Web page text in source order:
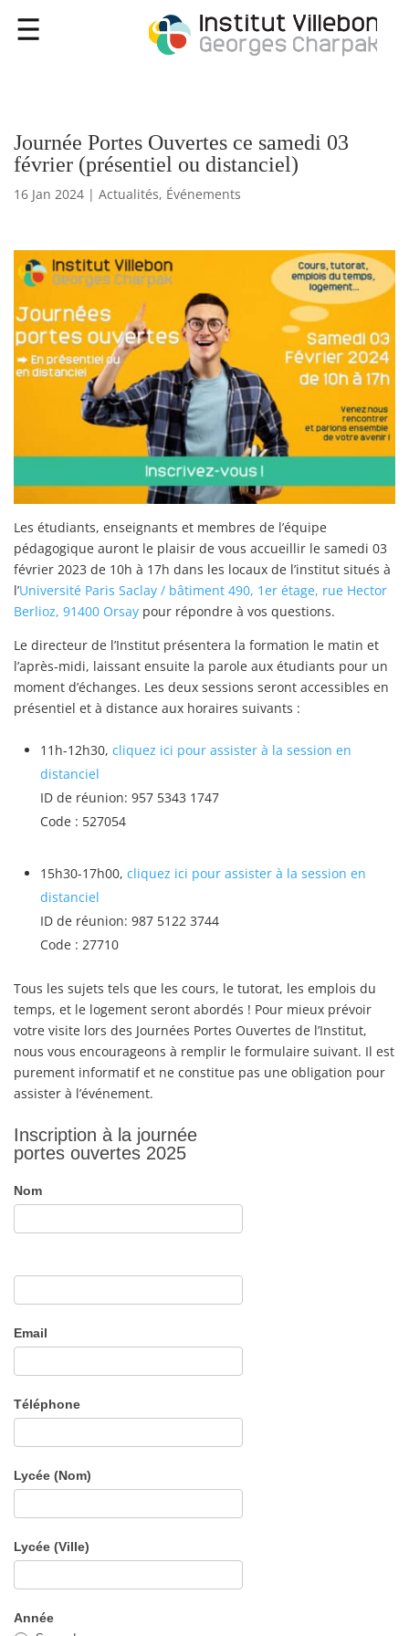
Journée Portes Ouvertes ce samedi 03
février (présentiel ou distanciel)
16 Jan 2024 | Actualités, Événements
Les étudiants, enseignants et membres de l’équipe
pédagogique auront le plaisir de vous accueillir le samedi 03
février 2023 de 10h à 17h dans les locaux de l’institut situés à
l’Université Paris Saclay / bâtiment 490, 1er étage, rue Hector
Berlioz, 91400 Orsay pour répondre à vos questions.
Le directeur de l’Institut présentera la formation le matin et
l’après-midi, laissant ensuite la parole aux étudiants pour un
moment d’échanges. Les deux sessions seront accessibles en
présentiel et à distance aux horaires suivants :
11h-12h30,cliquez ici pour assister à la session en
distanciel
ID de réunion: 957 5343 1747
Code : 527054
15h30-17h00,cliquez ici pour assister à la session en
distanciel
ID de réunion: 987 5122 3744
Code : 27710
Tous les sujets tels que les cours, le tutorat, les emplois du
temps, et le logement seront abordés ! Pour mieux prévoir
votre visite lors des Journées Portes Ouvertes de l’Institut,
nous vous encourageons à remplir le formulaire suivant. Il est
purement informatif et ne constitue pas une obligation pour
assister à l’événement.
Inscription à la journée
portes ouvertes 2025
Nom
Email
Téléphone
Lycée (Nom)
Lycée (Ville)
Année